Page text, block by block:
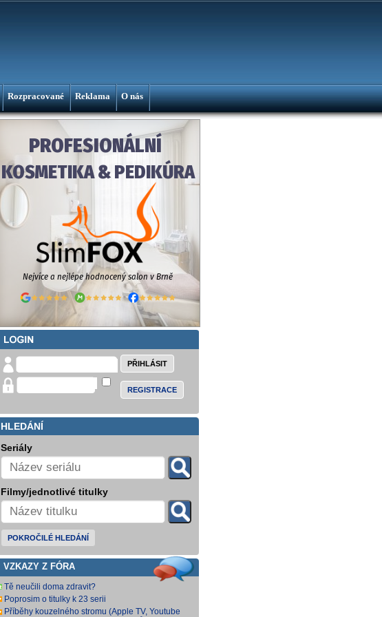
Rozpracované Reklama O nás
REGISTRACE
HLEDÁNÍ
Seriály
Filmy/jednotlivé titulky
POKROČILÉ HLEDÁNÍ
VZKAZY Z FÓRA
Tě neučili doma zdravit?
Poprosim o titulky k 23 serii
Příběhy kouzelného stromu (Apple TV, Youtube